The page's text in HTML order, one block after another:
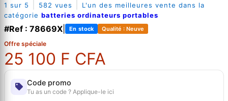
1 sur 5 582 vues
L'un des meilleures vente dans la
catégorie batteries ordinateurs portables
#Ref : 78669X En stock Qualité : Neuve
Offre spéciale
25 100 F CFA
Code promo
Tu as un code ? Applique-le ici